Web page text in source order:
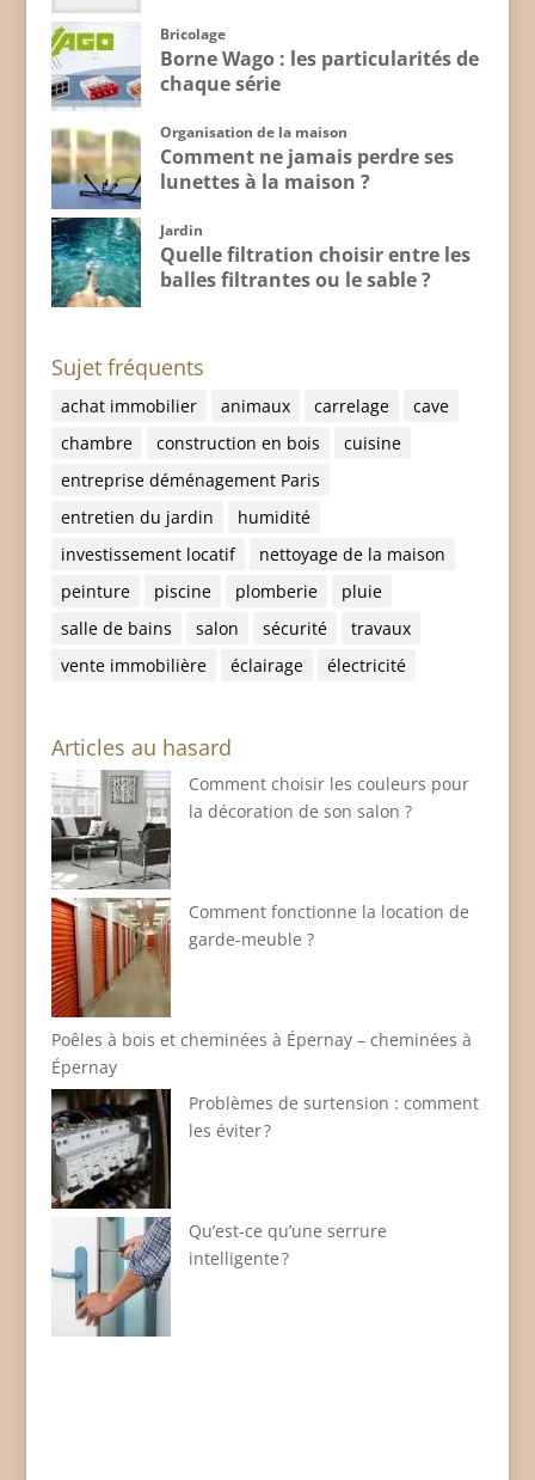
Bricolage
Borne Wago : les particularités de
chaque série
Organisation de la maison
Comment ne jamais perdre ses
lunettes à la maison ?
Jardin
Quelle filtration choisir entre les
balles filtrantes ou le sable ?
Sujet fréquents
achat immobilier animaux carrelage
cave
chambre
construction en bois
cuisine
entreprise déménagement Paris
entretien du jardin
humidité
investissement locatif
nettoyage de la maison
peinture
piscine plomberie
pluie
salle de bains
salon sécurité
travaux
vente immobilière
éclairage électricité
Articles au hasard
Comment choisir les couleurs pour
la décoration de son salon ?
Comment fonctionne la location de
garde-meuble ?
Poêles à bois et cheminées à Épernay – cheminées à
Épernay
Problèmes de surtension : comment
les éviter ?
Qu’est-ce qu’une serrure
intelligente ?